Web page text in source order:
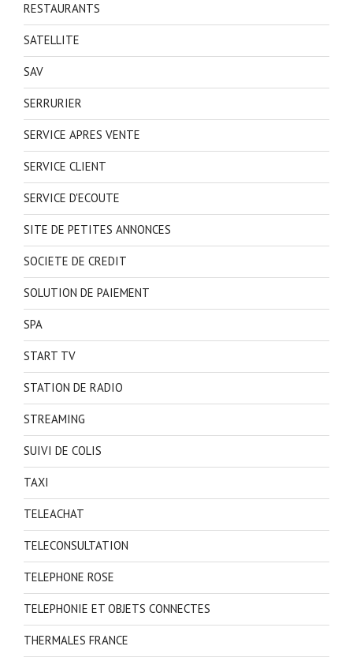
RESTAURANTS
SATELLITE
SAV
SERRURIER
SERVICE APRES VENTE
SERVICE CLIENT
SERVICE D'ECOUTE
SITE DE PETITES ANNONCES
SOCIETE DE CREDIT
SOLUTION DE PAIEMENT
SPA
START TV
STATION DE RADIO
STREAMING
SUIVI DE COLIS
TAXI
TELEACHAT
TELECONSULTATION
TELEPHONE ROSE
TELEPHONIE ET OBJETS CONNECTES
THERMALES FRANCE